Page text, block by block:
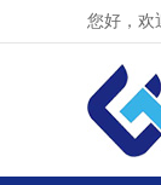
您好，欢